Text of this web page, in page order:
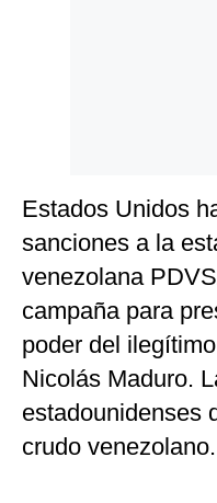
Estados Unidos
sanciones a la
venezolana
campaña para
poder del
Nicolás Maduro.
estadounidenses
crudo venezolano.